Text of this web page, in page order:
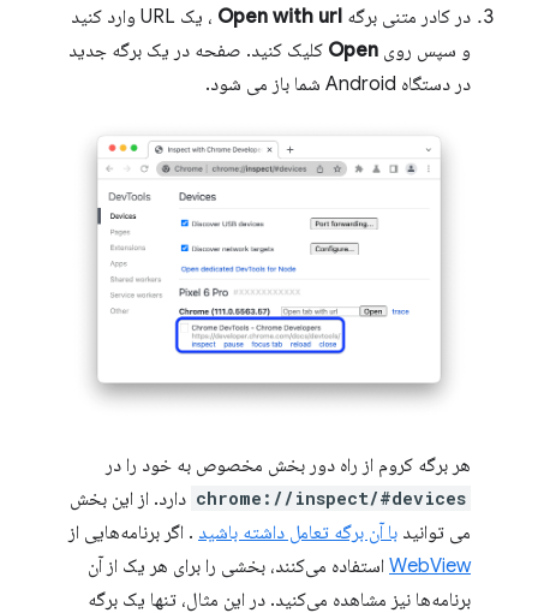
در کادر متنی برگه Open with url
، یک URL وارد کنید
و سپس روی Open کلیک کنید. صفحه در یک برگه جدید
در دستگاه Android شما باز می شود.
هر برگه کروم از راه دور بخش مخصوص به خود را در
chrome://inspect/#devices دارد. از این بخش
می توانید با آن برگه تعامل داشته باشید . اگر برنامه‌هایی از
WebView استفاده می‌کنند، بخشی را برای هر یک از آن
برنامه‌ها نیز مشاهده می‌کنید. در این مثال، تنها یک برگه